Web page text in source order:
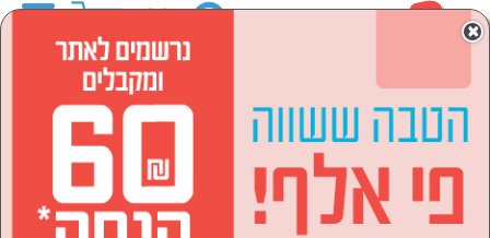
קונסולות משחק ואביזרים
קונסולות משחק ואביזרים
×